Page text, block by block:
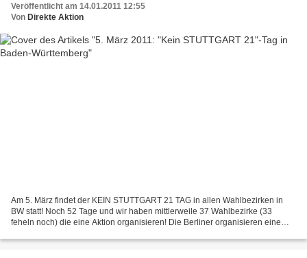
Veröffentlicht am 14.01.2011 12:55
Von Direkte Aktion
Am 5. März findet der KEIN STUTTGART 21 TAG in allen Wahlbezirken in
BW statt! Noch 52 Tage und wir haben mittlerweile 37 Wahlbezirke (33
feheln noch) die eine Aktion organisieren! Die Berliner organisieren eine